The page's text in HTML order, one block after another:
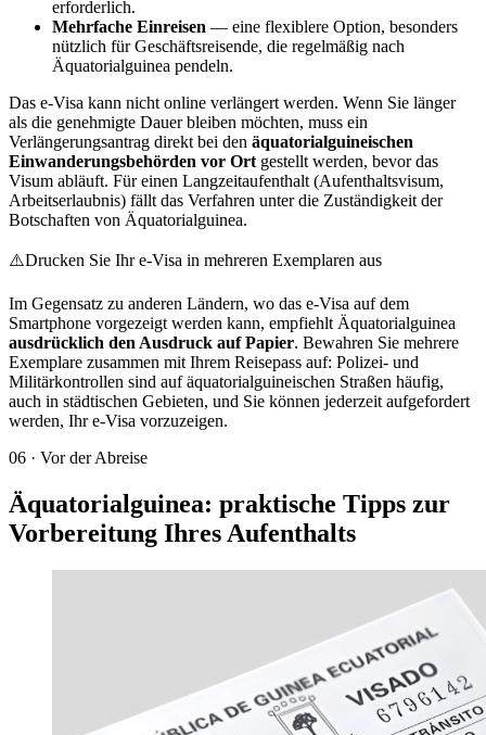
erforderlich.
Mehrfache Einreisen — eine flexiblere Option, besonders
nützlich für Geschäftsreisende, die regelmäßig nach
Äquatorialguinea pendeln.
Das e-Visa kann nicht online verlängert werden. Wenn Sie länger
als die genehmigte Dauer bleiben möchten, muss ein
Verlängerungsantrag direkt bei den äquatorialguineischen
Einwanderungsbehörden vor Ortgestellt werden, bevor das
Visum abläuft. Für einen Langzeitaufenthalt (Aufenthaltsvisum,
Arbeitserlaubnis) fällt das Verfahren unter die Zuständigkeit der
Botschaften von Äquatorialguinea.
⚠️Drucken Sie Ihr e-Visa in mehreren Exemplaren aus
Im Gegensatz zu anderen Ländern, wo das e-Visa auf dem
Smartphone vorgezeigt werden kann, empfiehlt Äquatorialguinea
ausdrücklich den Ausdruck auf Papier. Bewahren Sie mehrere
Exemplare zusammen mit Ihrem Reisepass auf: Polizei- und
Militärkontrollen sind auf äquatorialguineischen Straßen häufig,
auch in städtischen Gebieten, und Sie können jederzeit aufgefordert
werden, Ihr e-Visa vorzuzeigen.
06 · Vor der Abreise
Äquatorialguinea: praktische Tipps zur
Vorbereitung Ihres Aufenthalts